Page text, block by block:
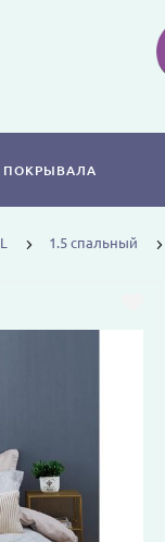
ПОКРЫВАЛА
1.5 спальный